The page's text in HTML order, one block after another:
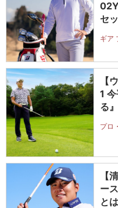
セ
ギア
【
1
る
プロ
【
ー
と